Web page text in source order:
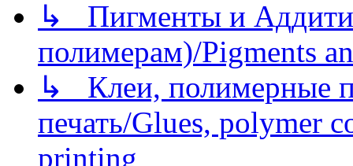
↳ Пигменты и
полимерам)/Pigments
↳ Клеи, полимерные
печать/Glues, polymer
printing